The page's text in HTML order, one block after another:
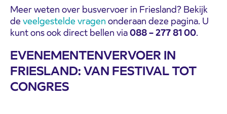
Meer weten over busvervoer in Friesland? Bekijk
de veelgestelde vragen onderaan deze pagina. U
kunt ons ook direct bellen via088 – 277 81 00.
EVENEMENTENVERVOER IN
FRIESLAND: VAN FESTIVAL TOT
CONGRES